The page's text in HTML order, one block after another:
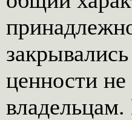
ценности